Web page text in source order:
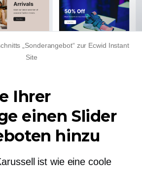
„Sonderangebot“ zur Ecwid Instant
Site
Ihrer
einen Slider
hinzu
ist wie eine coole